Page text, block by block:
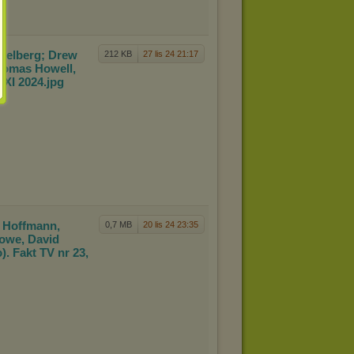
212 KB 27 lis 24 21:17
ielberg; Drew
Howell,
XI 2024.jpg
0,7 MB 20 lis 24 23:35
Hoffmann,
David
Fakt TV nr 23,